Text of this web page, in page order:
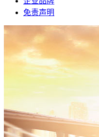
免责声明